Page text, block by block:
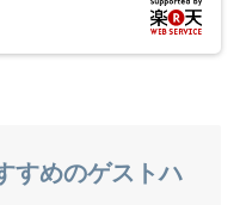
すめのゲストハ